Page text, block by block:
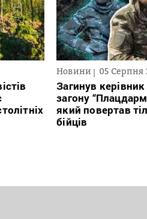
Новини 05 Серпня
Загинув
загону
який повертав
бійців